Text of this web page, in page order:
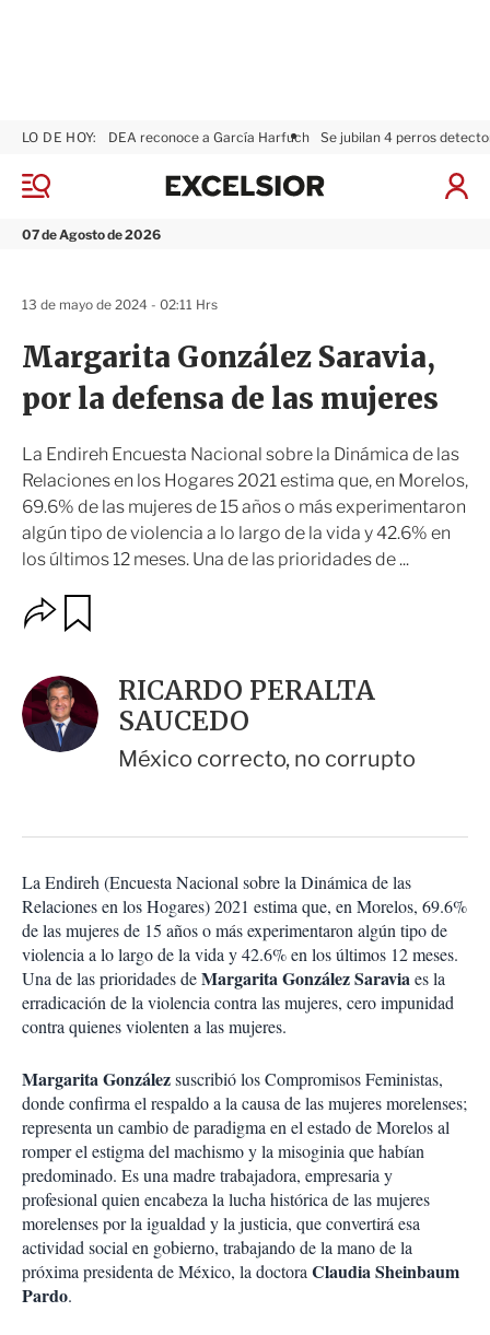
M
n
07 de Agosto de 2026
LO DE HOY: DEA reconoce a García Harfuch Se jubilan 4 perros
I
x
Margarita González Saravia,
por la defensa de las mujeres
La Endireh Encuesta Nacional sobre la Dinámica de las
Relaciones en los Hogares 2021 estima que, en Morelos,
69.6% de las mujeres de 15 años o más experimentaron
algún tipo de violencia a lo largo de la vida y 42.6% en
los últimos 12 meses. Una de las prioridades de ...
13 de mayo de 2024 - 02:11 Hrs
O
p
o
n
e
s
o
a
r
t
i
r
a
r
RICARDO PERALTA
SAUCEDO
México correcto, no corrupto
La Endireh (Encuesta Nacional sobre la Dinámica de las
Relaciones en los Hogares) 2021 estima que, en Morelos, 69.6%
de las mujeres de 15 años o más experimentaron algún tipo de
violencia a lo largo de la vida y 42.6% en los últimos 12 meses.
Una de las prioridades deMargarita González Saraviaes la
erradicación de la violencia contra las mujeres, cero impunidad
contra quienes violenten a las mujeres.
Margarita Gonzálezsuscribió los Compromisos Feministas,
donde confirma el respaldo a la causa de las mujeres morelenses;
representa un cambio de paradigma en el estado de Morelos al
romper el estigma del machismo y la misoginia que habían
predominado. Es una madre trabajadora, empresaria y
profesional quien encabeza la lucha histórica de las mujeres
morelenses por la igualdad y la justicia, que convertirá esa
actividad social en gobierno, trabajando de la mano de la
próxima presidenta de México, la doctora Claudia Sheinbaum
Pardo.